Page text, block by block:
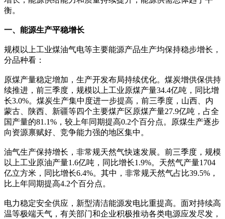
衡。
一、能源生产平稳增长
规模以上工业煤油气电等主要能源产品生产均保持稳步增长，
分品种看：
原煤产量稳定增加，生产开发布局持续优化。煤炭增供保供持
续推进，前三季度，规模以上工业原煤产量34.4亿吨，同比增
长3.0%。煤炭生产集中度进一步提高，前三季度，山西、内
蒙古、陕西、新疆等四个主要煤产区原煤产量27.9亿吨，占全
国产量的81.1%，较上年同期提高0.2个百分点。原煤生产逐步
向资源禀赋好、竞争能力强的地区集中。
油气生产保持增长，非常规天然气快速发展。前三季度，规模
以上工业原油产量1.6亿吨，同比增长1.9%。天然气产量1704
亿立方米，同比增长6.4%。其中，非常规天然气占比39.5%，
比上年同期提高4.2个百分点。
电力稳定安全供应，新型清洁能源发电比重提高。面对持续高
温等极端天气，有关部门和企业积极推动各类电源应发尽发，